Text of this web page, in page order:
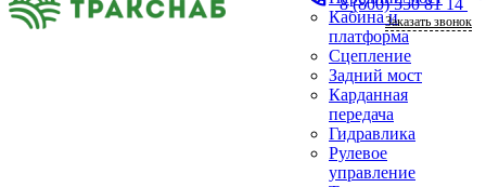
Кабина и
платформа
Сцепление
Задний мост
Карданная
передача
Гидравлика
Рулевое
управление
Заказать звонок